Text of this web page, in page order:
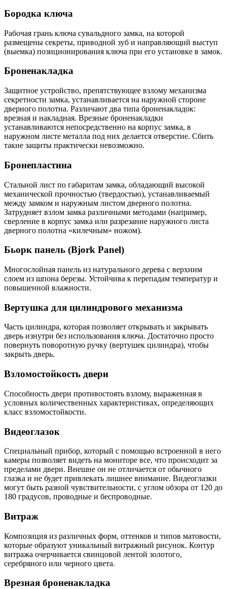
Бородка ключа
Рабочая грань ключа сувальдного замка, на которой
размещены секреты, приводной зуб и направляющий выступ
(выемка) позиционирования ключа при его установке в замок.
Броненакладка
Защитное устройство, препятствующее взлому механизма
секретности замка, устанавливается на наружной стороне
дверного полотна. Различают два типа броненакладок:
врезная и накладная. Врезные броненакладки
устанавливаются непосредственно на корпус замка, в
наружном листе металла под них делается отверстие. Сбить
такие защиты практически невозможно.
Бронепластина
Стальной лист по габаритам замка, обладающий высокой
механической прочностью (твердостью), устанавливаемый
между замком и наружным листом дверного полотна.
Затрудняет взлом замка различными методами (например,
сверление в корпус замка или разрезание наружного листа
дверного полотна «килечным» ножом).
Бьорк панель (Bjork Panel)
Многослойная панель из натурального дерева с верхним
слоем из шпона березы. Устойчива к перепадам температур и
повышенной влажности.
Вертушка для цилиндрового механизма
Часть цилиндра, которая позволяет открывать и закрывать
дверь изнутри без использования ключа. Достаточно просто
повернуть поворотную ручку (вертушек цилиндра), чтобы
закрыть дверь.
Взломостойкость двери
Способность двери противостоять взлому, выраженная в
условных количественных характеристиках, определяющих
класс взломостойкости.
Видеоглазок
Специальный прибор, который с помощью встроенной в него
камеры позволяет видеть на мониторе все, что происходит за
пределами двери. Внешне он не отличается от обычного
глазка и не будет привлекать лишнее внимание. Видеоглазки
могут быть разной чувствительности, с углом обзора от 120 до
180 градусов, проводные и беспроводные.
Витраж
Композиция из различных форм, оттенков и типов матовости,
которые образуют уникальный витражный рисунок. Контур
витража очерчивается свинцовой лентой золотого,
серебряного или черного цвета.
Врезная броненакладка